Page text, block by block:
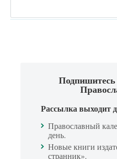
Рассылка выходит
Православный
день.
Новые книги
странник».